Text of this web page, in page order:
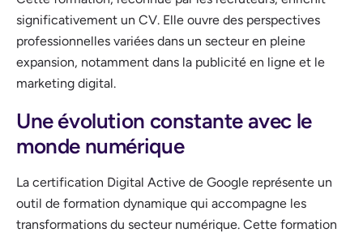
significativement un CV. Elle ouvre des perspectives
professionnelles variées dans un secteur en pleine
expansion, notamment dans la publicité en ligne et le
marketing digital.
Une évolution constante avec le
monde numérique
La certification Digital Active de Google représente un
outil de formation dynamique qui accompagne les
transformations du secteur numérique. Cette formation